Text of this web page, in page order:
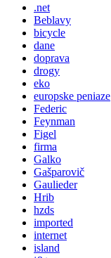
.net
Beblavy
bicycle
dane
doprava
drogy
eko
europske peniaze
Federic
Feynman
Figel
firma
Galko
Gašparovič
Gaulieder
Hrib
hzds
imported
internet
island